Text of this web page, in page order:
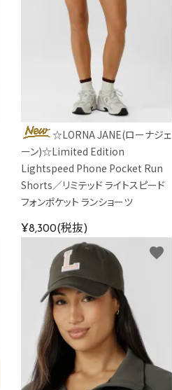
☆LORNA JANE(ローナジェ
ーン)☆Limited Edition
Lightspeed Phone Pocket Run
Shorts／リミテッド ライトスピード
フォンポケット ランショーツ
¥8,300(税抜)
favorite